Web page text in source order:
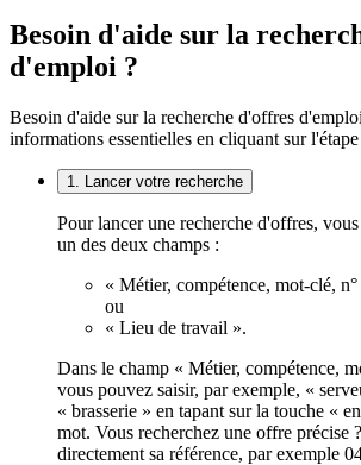
Besoin d'aide sur la
d'emploi ?
Besoin d'aide sur la recherche d'offres
informations essentielles en cliquant sur
1. Lancer votre recherche
Pour lancer une recherche d'offres,
un des deux champs :
« Métier, compétence, mot-clé,
ou
« Lieu de travail ».
Dans le champ « Métier, compétence,
vous pouvez saisir, par exemple, «
« brasserie » en tapant sur la touche «
mot. Vous recherchez une offre précise
directement sa référence, par exemple